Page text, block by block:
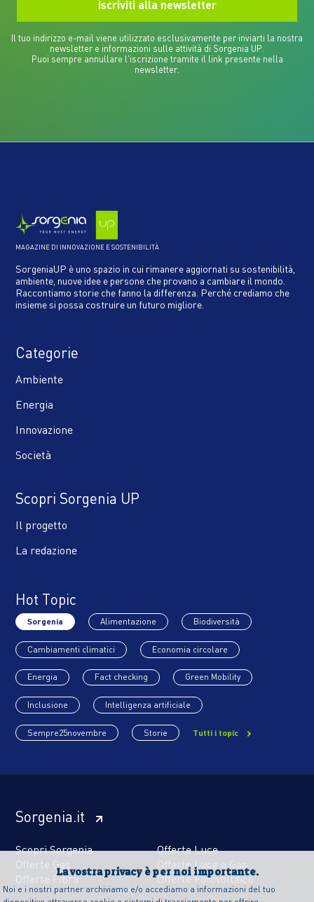
La vostra privacy è per noi importante.
Noi e i nostri partner archiviamo e/o accediamo a informazioni del tuo
Il tuo indirizzo e-mail viene utilizzato esclusivamente per inviarti la nostra
newsletter e informazioni sulle attività di Sorgenia UP.
Puoi sempre annullare l'iscrizione tramite il link presente nella
newsletter.
MAGAZINE DI INNOVAZIONE E SOSTENIBILITÀ
SorgeniaUP è uno spazio in cui rimanere aggiornati su sostenibilità,
ambiente, nuove idee e persone che provano a cambiare il mondo.
Raccontiamo storie che fanno la differenza. Perché crediamo che
insieme si possa costruire un futuro migliore.
Categorie
Ambiente
Energia
Innovazione
Società
Scopri Sorgenia UP
Il progetto
La redazione
Hot Topic
Sorgenia Alimentazione Biodiversità
Cambiamenti climatici Economia circolare
Energia Fact checking Green Mobility
Inclusione Intelligenza artificiale
Sempre25novembre Storie Tutti i topic
Sorgenia.it
Scopri Sorgenia
Offerte Luce
Offerte Gas
Offerte Luce e Gas
Offerte Fibra
Offerte Fotovoltaico